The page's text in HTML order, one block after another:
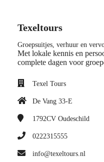
Texeltours
Groepsuitjes, verhuur en
Met lokale kennis en
complete dagen voor
Texel Tours
De Vang 33-E
1792CV Oudeschild
0222315555
info@texeltours.nl